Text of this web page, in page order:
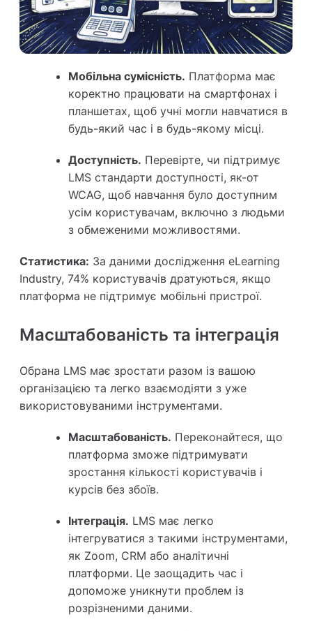
Мобільна сумісність. Платформа має
коректно працювати на смартфонах і
планшетах, щоб учні могли навчатися в
будь-який час і в будь-якому місці.
Доступність. Перевірте, чи підтримує
LMS стандарти доступності, як-от
WCAG, щоб навчання було доступним
усім користувачам, включно з людьми
з обмеженими можливостями.
Статистика: За даними дослідження eLearning
Industry, 74% користувачів дратуються, якщо
платформа не підтримує мобільні пристрої.
Масштабованість та інтеграція
Обрана LMS має зростати разом із вашою
організацією та легко взаємодіяти з уже
використовуваними інструментами.
Масштабованість. Переконайтеся, що
платформа зможе підтримувати
зростання кількості користувачів і
курсів без збоїв.
Інтеграція. LMS має легко
інтегруватися з такими інструментами,
як Zoom, CRM або аналітичні
платформи. Це заощадить час і
допоможе уникнути проблем із
розрізненими даними.